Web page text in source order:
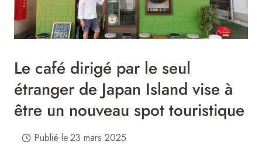
Le café dirigé par le seul
étranger de Japan Island vise à
être un nouveau spot touristique
Publié le23 mars 2025